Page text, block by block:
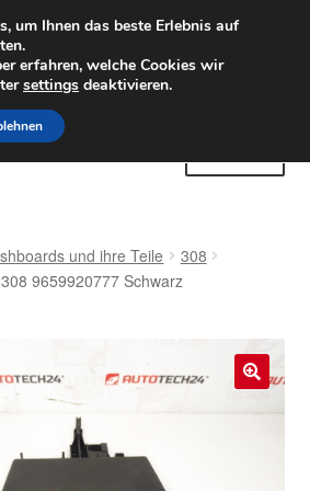
ab 6 EUR
Versand
564Mo-Fr 9-16 Uhr
und ihre Teile
308
9659920777 Schwarz
um Ihnen das beste Erlebnis auf
erfahren, welche Cookies wir
settings deaktivieren.